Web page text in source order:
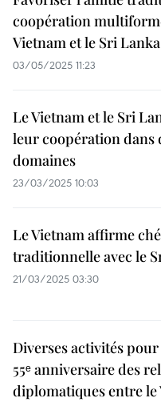
coopération
Vietnam et le Sri Lanka
03/05/2025 11:23
Le Vietnam et le Sri
leur coopération dans
domaines
23/03/2025 10:03
Le Vietnam affirme
traditionnelle avec le
21/03/2025 03:30
Diverses activités
55ᵉ anniversaire des
diplomatiques entre le